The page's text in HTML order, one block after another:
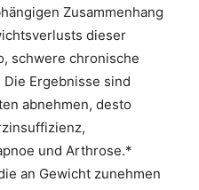
Zusammenhang
dieser
schwere chronische
Ergebnisse sind
abnehmen, desto
und Arthrose.*
an Gewicht zunehmen